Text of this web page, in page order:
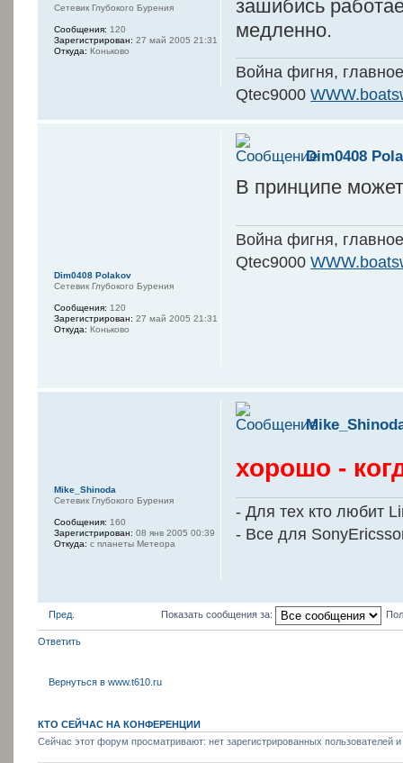
зашибись
медленно.
Война фигня,
Qtec9000
Сетевик Глубокого Бурения
Сообщения: 120
Зарегистрирован: 27 май 2005 21:31
Откуда: Коньково
Dim0408
В принципе
Война фигня,
Qtec9000
Dim0408 Polakov
Сетевик Глубокого Бурения
Сообщения: 120
Зарегистрирован: 27 май 2005 21:31
Откуда: Коньково
хорошо -
- Для тех кто любит
- Все для
Mike_Shinoda
Сетевик Глубокого Бурения
Сообщения: 160
Зарегистрирован: 08 янв 2005 00:39
Откуда: с планеты Метеора
Пред. Показать сообщения за:
Ответить
Вернуться в www.t610.ru
КТО СЕЙЧАС НА КОНФЕРЕНЦИИ
Сейчас этот форум просматривают: нет зарегистрированных пользователей и